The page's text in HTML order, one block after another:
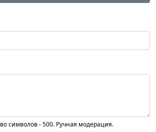
символов - 500. Ручная модерация.